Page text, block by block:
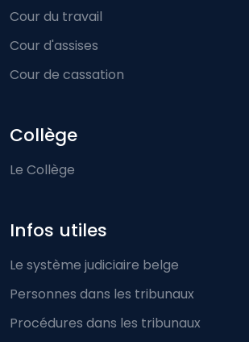
Cour du travail
Cour d'assises
Cour de cassation
Collège
Le Collège
Infos utiles
Le système judiciaire belge
Personnes dans les tribunaux
Procédures dans les tribunaux